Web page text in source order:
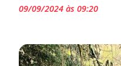
09/09/2024 às 09:20